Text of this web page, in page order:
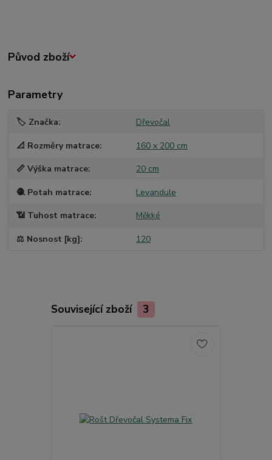
Původ zboží
Parametry
🏷️ Značka Dřevočal
📐 Rozměry matrace 160 x 200 cm
📏 Výška matrace 20 cm
🧶 Potah matrace Levandule
📶 Tuhost matrace Měkké
⚖️ Nosnost [kg] 120
Související zboží 3